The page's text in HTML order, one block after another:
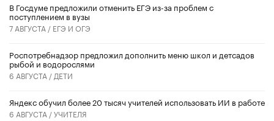
В Госдуме предложили отменить ЕГЭ из-за проблем с
поступлением в вузы
7 АВГУСТА / ЕГЭ И ОГЭ
Роспотребнадзор предложил дополнить меню школ и детсадов
рыбой и водорослями
6 АВГУСТА / ДЕТИ
​Яндекс обучил более 20 тысяч учителей использовать ИИ в работе
6 АВГУСТА /УЧИТЕЛЯ